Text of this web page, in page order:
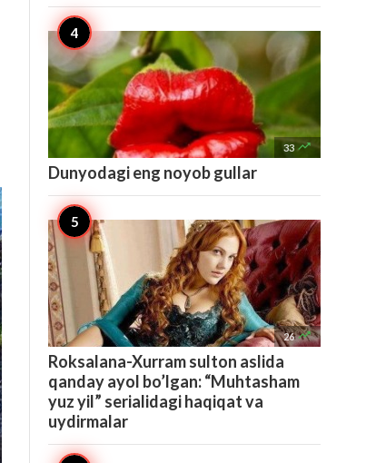
33 
Dunyodagi eng noyob gullar
26 
Roksalana-Xurram sulton aslida
qanday ayol bo’lgan: “Muhtasham
yuz yil” serialidagi haqiqat va
uydirmalar